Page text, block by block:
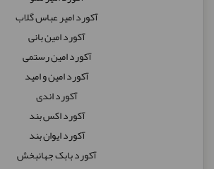
آکورد امیر عباس گلاب
آکورد امین بانی
آکورد امین رستمی
آکورد امین و امید
آکورد اندی
آکورد اکس بند
آکورد ایوان بند
آکورد بابک جهانبخش